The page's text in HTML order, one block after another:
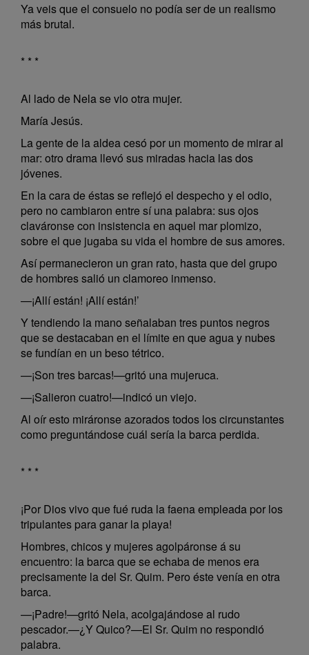
Ya veis que el consuelo no podía ser de un realismo
más brutal.
* * *
Al lado de Nela se vio otra mujer.
María Jesús.
La gente de la aldea cesó por un momento de mirar al
mar: otro drama llevó sus miradas hacia las dos
jóvenes.
En la cara de éstas se reflejó el despecho y el odio,
pero no cambiaron entre sí una palabra: sus ojos
claváronse con insistencia en aquel mar plomizo,
sobre el que jugaba su vida el hombre de sus amores.
Así permanecieron un gran rato, hasta que del grupo
de hombres salió un clamoreo inmenso.
—¡Allí están! ¡Allí están!’
Y tendiendo la mano señalaban tres puntos negros
que se destacaban en el límite en que agua y nubes
se fundían en un beso tétrico.
—¡Son tres barcas!—gritó una mujeruca.
—¡Salieron cuatro!—indicó un viejo.
Al oír esto miráronse azorados todos los circunstantes
como preguntándose cuál sería la barca perdida.
* * *
¡Por Dios vivo que fué ruda la faena empleada por los
tripulantes para ganar la playa!
Hombres, chicos y mujeres agolpáronse á su
encuentro: la barca que se echaba de menos era
precisamente la del Sr. Quim. Pero éste venía en otra
barca.
—¡Padre!—gritó Nela, acolgajándose al rudo
pescador.—¿Y Quico?—El Sr. Quim no respondió
palabra.